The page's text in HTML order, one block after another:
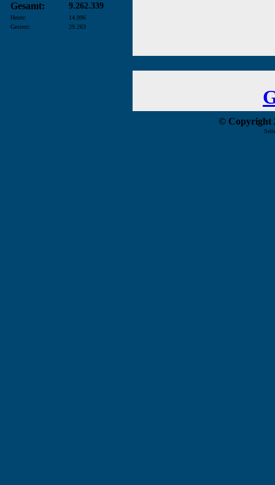
Gesamt: 9.262.339
Heute:
14.996
Gestern:
29.263
© Copyright